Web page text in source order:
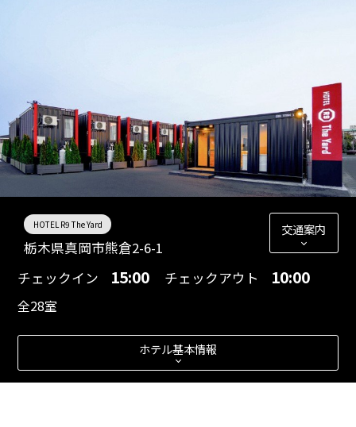
HOTEL R9 The Yard
栃木県真岡市熊倉2-6-1
交通案内
チェックイン 15:00 チェックアウト 10:00
全28室
ホテル基本情報